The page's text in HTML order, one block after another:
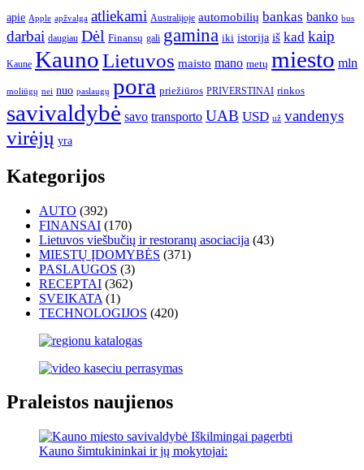
apie Apple apžvalga atliekami Australijoje automobilių bankas banko bus
darbai daugiau Dėl Finansų gali gamina iki istorija iš kad kaip
Kaune KaunoLietuvos maisto mano metų miesto mln
moliūgų nei nuo paslaugų pora priežiūros PRIVERSTINAI rinkos
savivaldybė savo transporto UAB USD už vandenys
virėjų yra
Kategorijos
AUTO (392)
FINANSAI (170)
Lietuvos viešbučių ir restoranų asociacija (43)
MIESTŲ ĮDOMYBĖS (371)
PASLAUGOS (3)
RECEPTAI (362)
SVEIKATA (1)
TECHNOLOGIJOS (420)
Praleistos naujienos